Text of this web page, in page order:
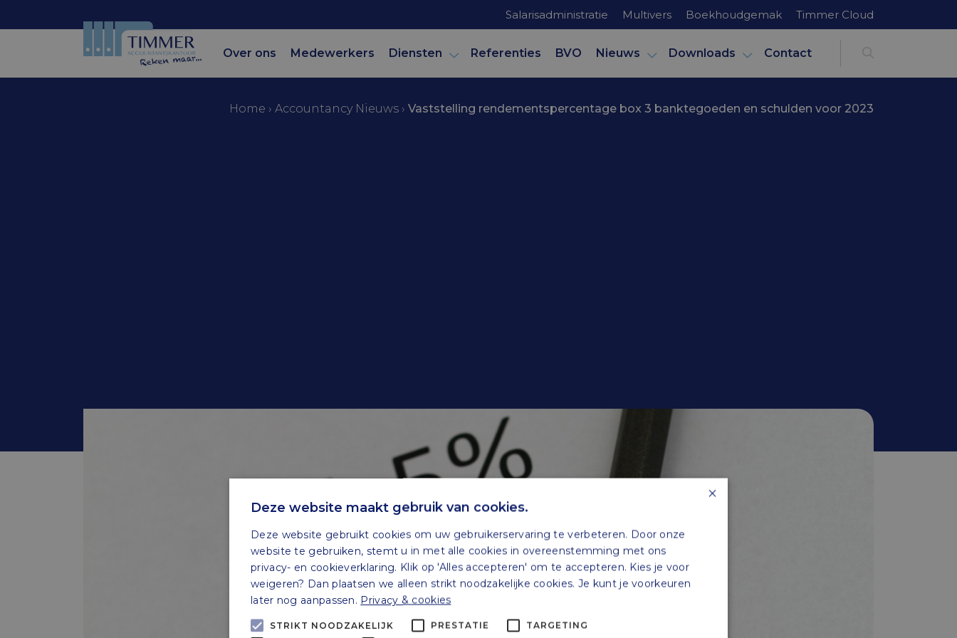
Salarisadministratie Multivers Boekhoudgemak Timmer Cloud
Over ons Medewerkers Diensten Referenties BVO Nieuws Downloads Contact
Home › Accountancy Nieuws › Vaststelling rendementspercentage box 3 banktegoeden en schulden voor 2023
×
Deze website maakt gebruik van cookies.
Deze website gebruikt cookies om uw gebruikerservaring te verbeteren. Door onze
website te gebruiken, stemt u in met alle cookies in overeenstemming met ons
privacy- en cookieverklaring. Klik op 'Alles accepteren' om te accepteren. Kies je voor
weigeren? Dan plaatsen we alleen strikt noodzakelijke cookies. Je kunt je voorkeuren
later nog aanpassen. Privacy & cookies
STRIKT NOODZAKELIJK PRESTATIE
TARGETING